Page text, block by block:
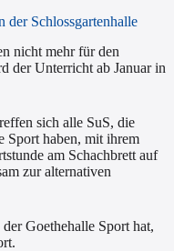
Schlossgartenhalle
nicht mehr für den
der Unterricht ab Januar in
sich alle SuS, die
Sport haben, mit ihrem
am Schachbrett auf
zur alternativen
Goethehalle Sport hat,